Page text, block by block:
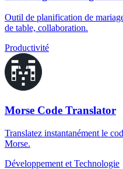
Outil de planification de
de table, collaboration.
Productivité
Morse Code Translator
Translatez instantanément le
Morse.
Développement et Technologie